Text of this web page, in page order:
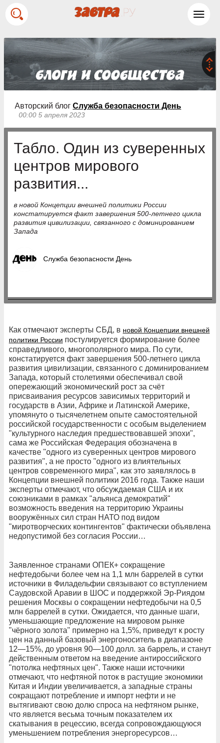
Авторский блог Служба безопасности День
00:00 5 апреля 2023
Табло. Один из суверенных
центров мирового
развития...
в новой Концепции внешней политики России
констатируется факт завершения 500-летнего цикла
развития цивилизации, связанного с доминированием
Запада
Служба безопасности День
Как отмечают эксперты СБД, в новой Концепции внешней
политики России постулируется формирование более
справедливого, многополярного мира. По сути,
констатируется факт завершения 500-летнего цикла
развития цивилизации, связанного с доминированием
Запада, который столетиями обес­печивал свой
опережающий экономический рост за счёт
присваивания ресурсов зависимых территорий и
государств в Азии, Африке и Латинской Америке,
упомянуто о тысячелетнем опыте самостоятельной
российской государственности с особым выделением
"культурного наследия предшествовавшей эпохи",
сама же Российская Федерация обозначена в
качестве "одного из суверенных центров мирового
развития", а не просто "одного из влиятельных
центров современного мира", как это заявлялось в
Концепции внешней политики 2016 года. Также наши
эксперты отмечают, что обсуждаемая США и их
союзниками в рамках "альянса демократий"
возможность введения на территорию Украины
вооружённых сил стран НАТО под видом
"миротворческих контингентов" фактически объявлена
недопустимой без согласия России…
Заявленное странами ОПЕК+ сокращение
нефтедобычи более чем на 1,1 млн баррелей в сутки
источники в Филадельфии связывают со вступлением
Саудовской Аравии в ШОС и поддержкой Эр-Риядом
решения Москвы о сокращении нефтедобычи на 0,5
млн баррелей в сутки. Ожидается, что данные шаги,
уменьшающие предложение на мировом рынке
"чёрного золота" примерно на 1,5%, приведут к росту
цен на данный базовый энергоноситель в диапазоне
12—15%, до уровня 90—100 долл. за баррель, и станут
действенным ответом на введение антироссийского
"потолка нефтяных цен". Также наши источники
отмечают, что нефтяной поток в растущие экономики
Китая и Индии увеличивается, а западные страны
сокращают потребление и импорт нефти и не
вытягивают свою долю спроса на нефтяном рынке,
что является весьма точным показателем их
скатывания в рецессию, всегда сопровождающуюся
уменьшением потребления энергоресурсов…